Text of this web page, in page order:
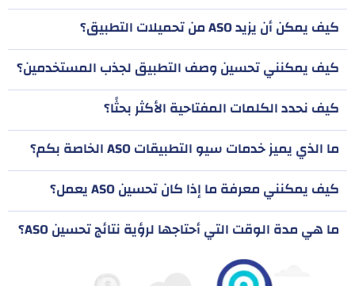
كيف يمكن أن يزيد ASO من تحميلات التطبيق؟
كيف يمكنني تحسين وصف التطبيق لجذب المستخدمين؟
كيف نحدد الكلمات المفتاحية الأكثر بحثًا؟
ما الذي يميز خدمات سيو التطبيقات ASO الخاصة بكم؟
كيف يمكنني معرفة ما إذا كان تحسين ASO يعمل؟
ما هي مدة الوقت التي أحتاجها لرؤية نتائج تحسين ASO؟